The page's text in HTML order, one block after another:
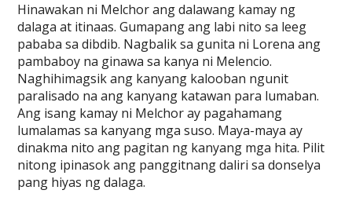
Hinawakan ni Melchor ang dalawang kamay ng
dalaga at itinaas. Gumapang ang labi nito sa leeg
pababa sa dibdib. Nagbalik sa gunita ni Lorena ang
pambaboy na ginawa sa kanya ni Melencio.
Naghihimagsik ang kanyang kalooban ngunit
paralisado na ang kanyang katawan para lumaban.
Ang isang kamay ni Melchor ay pagahamang
lumalamas sa kanyang mga suso. Maya-maya ay
dinakma nito ang pagitan ng kanyang mga hita. Pilit
nitong ipinasok ang panggitnang daliri sa donselya
pang hiyas ng dalaga.